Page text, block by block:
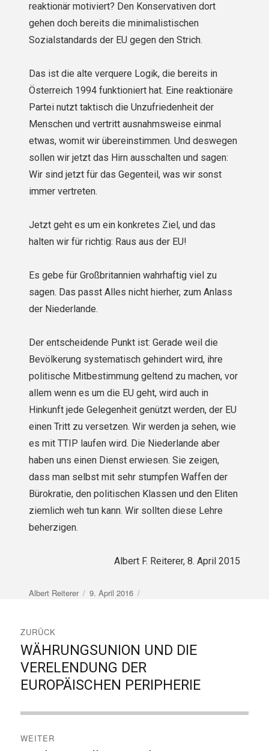
reaktionär motiviert? Den Konservativen dort
gehen doch bereits die minimalistischen
Sozialstandards der EU gegen den Strich.
Das ist die alte verquere Logik, die bereits in
Österreich 1994 funktioniert hat. Eine reaktio­näre
Partei nutzt taktisch die Unzufriedenheit der
Menschen und vertritt ausnahmsweise einmal
etwas, womit wir übereinstimmen. Und deswegen
sollen wir jetzt das Hirn ausschalten und sagen:
Wir sind jetzt für das Gegenteil, was wir sonst
immer vertreten.
Jetzt geht es um ein konkretes Ziel, und das
halten wir für richtig: Raus aus der EU!
Es gebe für Großbritannien wahrhaftig viel zu
sagen. Das passt Alles nicht hierher, zum Anlass
der Niederlande.
Der entscheidende Punkt ist: Gerade weil die
Bevölkerung systematisch gehindert wird, ihre
politische Mitbestimmung geltend zu machen, vor
allem wenn es um die EU geht, wird auch in
Hinkunft jede Gelegenheit genützt werden, der EU
einen Tritt zu versetzen. Wir werden ja sehen, wie
es mit TTIP laufen wird. Die Niederlande aber
haben uns einen Dienst erwiesen. Sie zeigen,
dass man selbst mit sehr stumpfen Waffen der
Bürokratie, den politischen Klassen und den Eliten
ziemlich weh tun kann. Wir sollten diese Lehre
beherzigen.
Albert F. Reiterer, 8. April 2015
Autor
Albert Reiterer
Veröffentlicht
9. April 2016
ZURÜCK
Vorheriger
Beitrag:
WÄHRUNGSUNION UND DIE
VERELENDUNG DER
EUROPÄISCHEN PERIPHERIE
WEITER